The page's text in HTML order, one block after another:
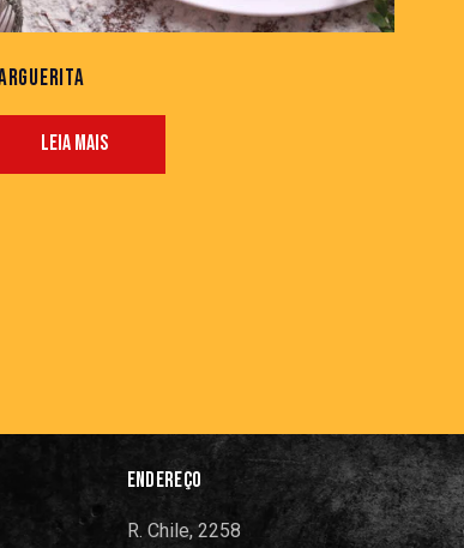
LEIA MAIS
ENDEREÇO
R. Chile, 2258